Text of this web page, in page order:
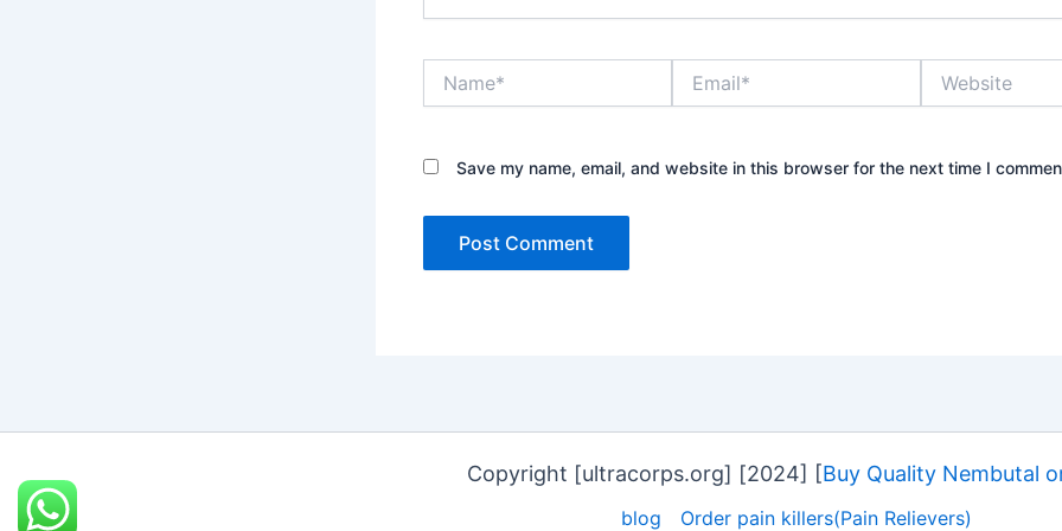
Save my name, email, and website in this browser for the next time I
Copyright [ultracorps.org] [2024] [Buy Quality Nembutal
blog Order pain killers(Pain Relievers)